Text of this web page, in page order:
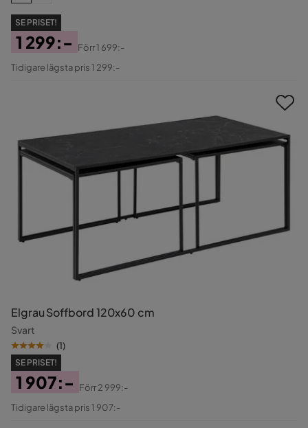
SE PRISET!
Pris
1 299:-
Original
Förr1 699:-
Tidigare lägsta pris 1 299:-
Elgrau Soffbord 120x60 cm
Svart
(1)
SE PRISET!
Pris
1 907:-
Original
Förr2 999:-
Tidigare lägsta pris 1 907:-